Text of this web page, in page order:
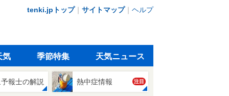
tenki.jpトップ｜ サイトマップ｜ ヘルプ
気 季節特集 天気ニュース
報士の解説 熱中症情報 注目